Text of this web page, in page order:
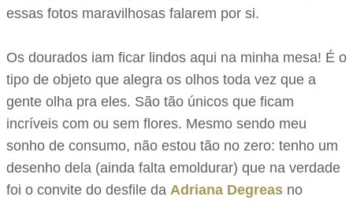
essas fotos maravilhosas falarem por si.
Os dourados iam ficar lindos aqui na minha mesa! É o
tipo de objeto que alegra os olhos toda vez que a
gente olha pra eles. São tão únicos que ficam
incríveis com ou sem flores. Mesmo sendo meu
sonho de consumo, não estou tão no zero: tenho um
desenho dela (ainda falta emoldurar) que na verdade
foi o convite do desfile da Adriana Degreas no